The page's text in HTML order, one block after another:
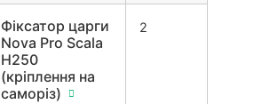
Фіксатор царги
Nova Pro Scala
H250
(кріплення на
саморіз)
2